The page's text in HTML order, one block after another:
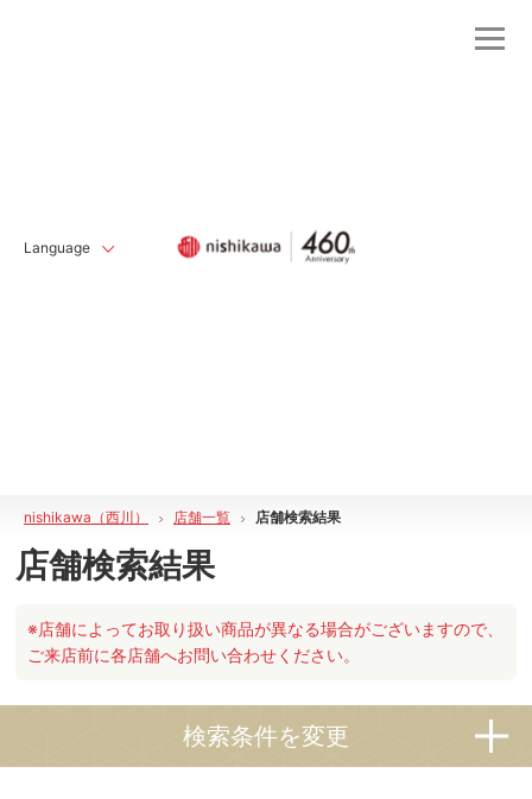
Language
nishikawa（西川） 店舗一覧 店舗検索結果
店舗検索結果
※店舗によってお取り扱い商品が異なる場合がございますので、
ご来店前に各店舗へお問い合わせください。
検索条件を変更